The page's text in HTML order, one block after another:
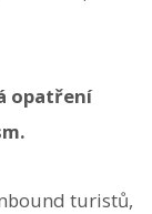
opatření
turistů,